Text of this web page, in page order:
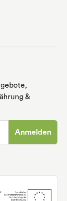
&
Anmelden